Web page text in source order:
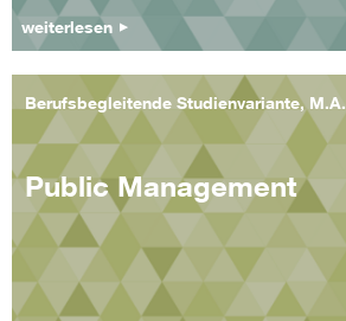
weiterlesen
Berufsbegleitende Studienvariante, M.A.
Public Management